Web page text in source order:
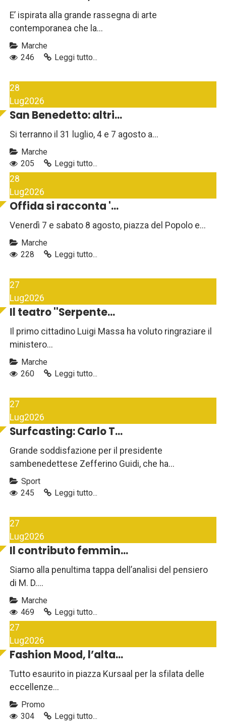
E’ ispirata alla grande rassegna di arte
contemporanea che la...
Marche
246
Leggi tutto...
28
Lug2026
San Benedetto: altri...
Si terranno il 31 luglio, 4 e 7 agosto a...
Marche
205
Leggi tutto...
28
Lug2026
Offida si racconta '...
Venerdì 7 e sabato 8 agosto, piazza del Popolo e...
Marche
228
Leggi tutto...
27
Lug2026
Il teatro ''Serpente...
Il primo cittadino Luigi Massa ha voluto ringraziare il
ministero...
Marche
260
Leggi tutto...
27
Lug2026
Surfcasting: Carlo T...
Grande soddisfazione per il presidente
sambenedettese Zefferino Guidi, che ha...
Sport
245
Leggi tutto...
27
Lug2026
Il contributo femmin...
Siamo alla penultima tappa dell’analisi del pensiero
di M. D....
Marche
469
Leggi tutto...
27
Lug2026
Fashion Mood, l’alta...
Tutto esaurito in piazza Kursaal per la sfilata delle
eccellenze...
Promo
304
Leggi tutto...